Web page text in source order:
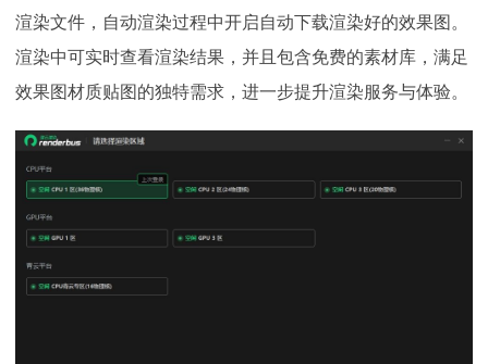
渲染文件，自动渲染过程中开启自动下载渲染好的效果图。
渲染中可实时查看渲染结果，并且包含免费的素材库，满足
效果图材质贴图的独特需求，进一步提升渲染服务与体验。